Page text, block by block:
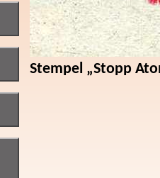
Stempel „Stopp